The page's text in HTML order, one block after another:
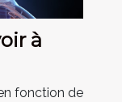
à
fonction de